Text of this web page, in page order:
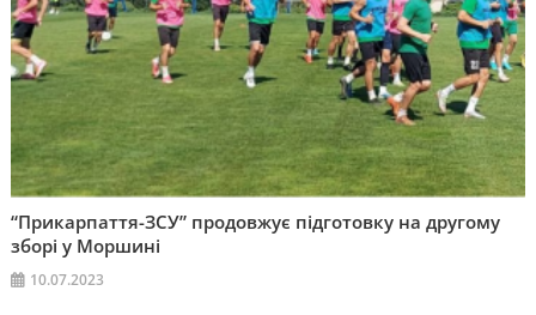
“Прикарпаття-ЗСУ” продовжує підготовку на другому
зборі у Моршині
10.07.2023